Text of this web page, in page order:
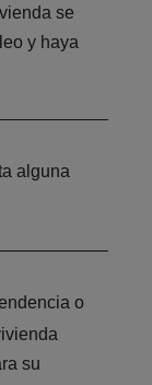
se
y haya
alguna
o
su